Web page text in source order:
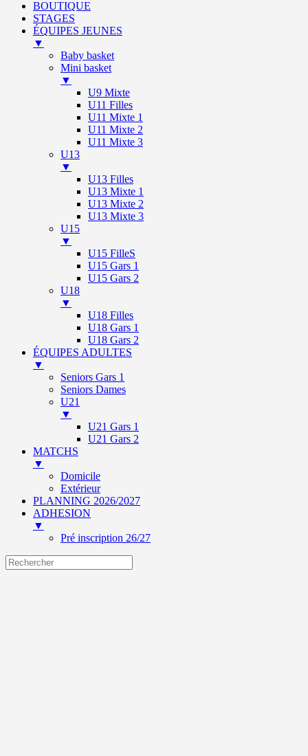
BOUTIQUE
STAGES
ÉQUIPES JEUNES
▼
Baby basket
Mini basket
▼
U9 Mixte
U11 Filles
U11 Mixte 1
U11 Mixte 2
U11 Mixte 3
U13
▼
U13 Filles
U13 Mixte 1
U13 Mixte 2
U13 Mixte 3
U15
▼
U15 FilleS
U15 Gars 1
U15 Gars 2
U18
▼
U18 Filles
U18 Gars 1
U18 Gars 2
ÉQUIPES ADULTES
▼
Seniors Gars 1
Seniors Dames
U21
▼
U21 Gars 1
U21 Gars 2
MATCHS
▼
Domicile
Extérieur
PLANNING 2026/2027
ADHESION
▼
Pré inscription 26/27